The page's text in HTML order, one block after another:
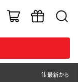
最新から